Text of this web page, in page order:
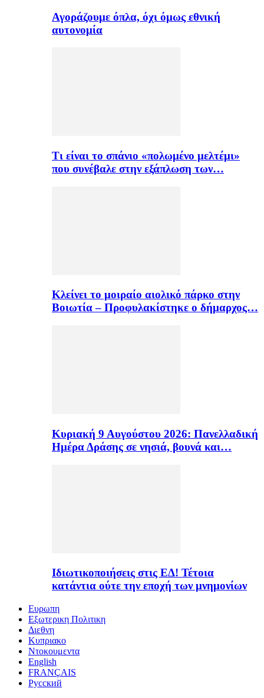
Αγοράζουμε όπλα, όχι όμως εθνική
αυτονομία
Τι είναι το σπάνιο «πολωμένο μελτέμι»
που συνέβαλε στην εξάπλωση των…
Κλείνει το μοιραίο αιολικό πάρκο στην
Βοιωτία – Προφυλακίστηκε ο δήμαρχος…
Κυριακή 9 Αυγούστου 2026: Πανελλαδική
Ημέρα Δράσης σε νησιά, βουνά και…
Ιδιωτικοποιήσεις στις ΕΔ! Τέτοια
κατάντια ούτε την εποχή των μνημονίων
Ευρωπη
Εξωτερικη Πολιτικη
Διεθνη
Κυπριακο
Ντοκουμεντα
English
FRANÇAIS
Русский